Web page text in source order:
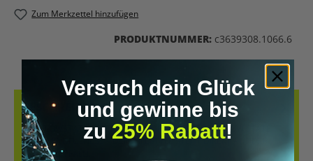
Zum Merkzettel hinzufügen
PRODUKTNUMMER: c3639308.1066.6
BESCHREIBUNG
DAS FLOWSTATE-SHIRT - OB PEAK PERFORMANCE, FLOW STATE
ODER MINDFULNESS – DEIN LIFESTYLE STEHT DIREKT AUF DER
BRUST. AUFFÄLLI…
Versuch dein Glück
und gewinne bis
zu 25% Rabatt!